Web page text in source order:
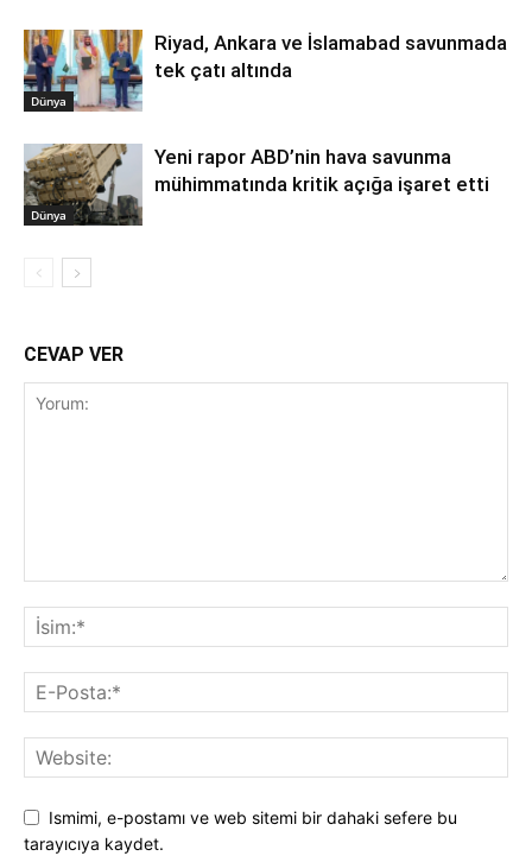
Dünya
Riyad, Ankara ve İslamabad savunmada
tek çatı altında
Dünya
Yeni rapor ABD’nin hava savunma
mühimmatında kritik açığa işaret etti
CEVAP VER
Ismimi, e-postamı ve web sitemi bir dahaki sefere bu
tarayıcıya kaydet.